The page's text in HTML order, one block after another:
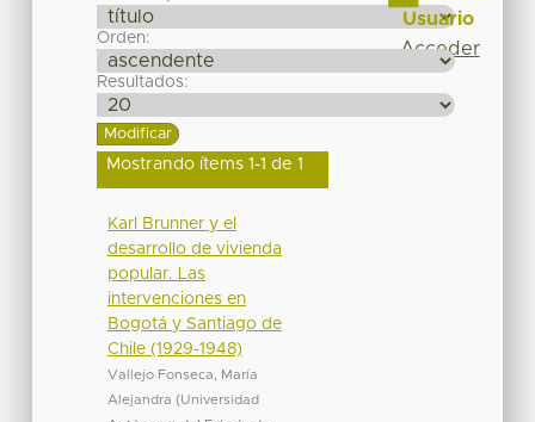
Orden:
Resultados:
Mostrando ítems 1-1 de 1
Karl Brunner y el
desarrollo de vivienda
popular. Las
intervenciones en
Bogotá y Santiago de
Chile (1929-1948)
Vallejo Fonseca, María
Alejandra (Universidad
Usuario
Acceder